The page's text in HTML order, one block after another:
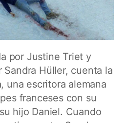
por Justine Triet y
Sandra Hüller, cuenta la
una escritora alemana
franceses con su
hijo Daniel. Cuando